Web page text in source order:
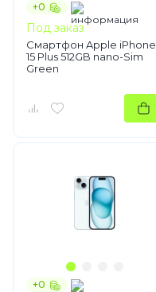
+0
Под заказ
Смартфон Apple iPhone
15 Plus 512GB nano-Sim
Green
+0